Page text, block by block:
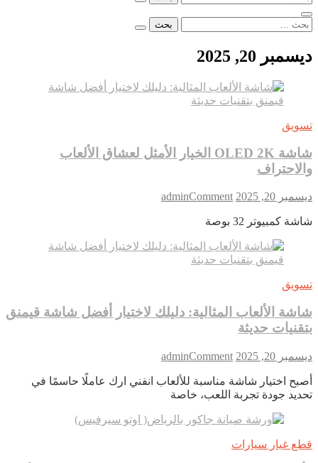
البحث
ديسمبر 20, 2025
تسويق
شاشة OLED 2K الخيار الأمثل لعشاق الألعاب
والاحتراف
ديسمبر 20, 2025 adminComment
on
الخيار
شاشة كمبيوتر 32 بوصة
تسويق
شاشة الألعاب المثالية: دليلك لاختيار أفضل شاشة قيمنق
بتقنيات حديثة
ديسمبر 20, 2025 adminComment
on
الألعاب
لاختيار
أصبح اختيار شاشة مناسبة للألعاب انفني ارك عاملًا حاسمًا في
تحديد جودة تجربة اللعب، خاصة
قطع غيار سيارات